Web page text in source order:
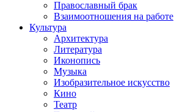
Православный брак
Взаимоотношения на работе
Культура
Архитектура
Литература
Иконопись
Музыка
Изобразительное искусство
Кино
Театр